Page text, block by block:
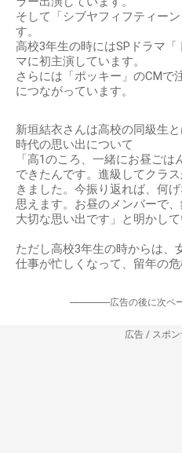
そして「シブヤフィフティー
す。
高校3年生の時にはSPドラマ
マに初主演しています。
さらには「ポッキー」のCMで
につながっています。
新垣結衣さんは高校の同級生
時代の思い出について
「高1のころ、一緒にお昼ご
できたんです。進級してクラ
きました。今振り返れば、何
思えます。お昼のメンバーで
大切な思い出です」と明かして
ただし高校3年生の時からは、
仕事が忙しくなって、留年の
-----------------広告の後に次ペ
広告 / スポ